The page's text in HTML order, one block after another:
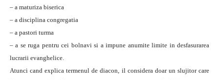
– a maturiza biserica
– a disciplina congregatia
– a pastori turma
– a se ruga pentru cei bolnavi si a impune anumite limite in desfasurarea
lucrarii evanghelice.
Atunci cand explica termenul de diacon, il considera doar un slujitor care